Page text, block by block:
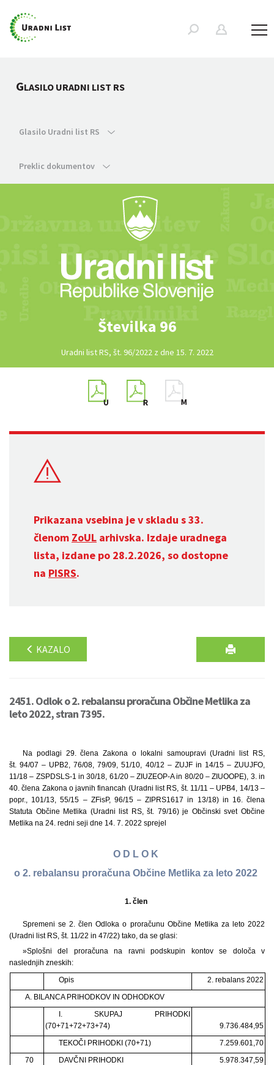
GLASILO URADNI LIST RS
Glasilo Uradni list RS
Preklic dokumentov
Številka 96
Uradni list RS, št. 96/2022 z dne 15. 7. 2022
Prikazana vsebina je v skladu s 33.
členom ZoUL arhivska. Izdaje uradnega
lista, izdane po 28.2.2026, so dostopne
na PISRS.
KAZALO
2451. Odlok o 2. rebalansu proračuna Občine Metlika za
leto 2022, stran 7395.
Na podlagi 29. člena Zakona o lokalni samoupravi (Uradni list RS,
št. 94/07 – UPB2, 76/08, 79/09, 51/10, 40/12 – ZUJF in 14/15 – ZUUJFO,
11/18 – ZSPDSLS-1 in 30/18, 61/20 – ZIUZEOP-A in 80/20 – ZIUOOPE), 3. in
40. člena Zakona o javnih financah (Uradni list RS, št. 11/11 – UPB4, 14/13 –
popr., 101/13, 55/15 – ZFisP, 96/15 – ZIPRS1617 in 13/18) in 16. člena
Statuta Občine Metlika (Uradni list RS, št. 79/16) je Občinski svet Občine
Metlika na 24. redni seji dne 14. 7. 2022 sprejel
O D L O K
o 2. rebalansu proračuna Občine Metlika za leto 2022
1. člen
Spremeni se 2. člen Odloka o proračunu Občine Metlika za leto 2022
(Uradni list RS, št. 11/22 in 47/22) tako, da se glasi:
»Splošni del proračuna na ravni podskupin kontov se določa v
naslednjih zneskih:
Opis
2. rebalans 2022
A. BILANCA PRIHODKOV IN ODHODKOV
I. SKUPAJ PRIHODKI
(70+71+72+73+74)
9.736.484,95
TEKOČI PRIHODKI (70+71)
7.259.601,70
70
DAVČNI PRIHODKI
5.978.347,59